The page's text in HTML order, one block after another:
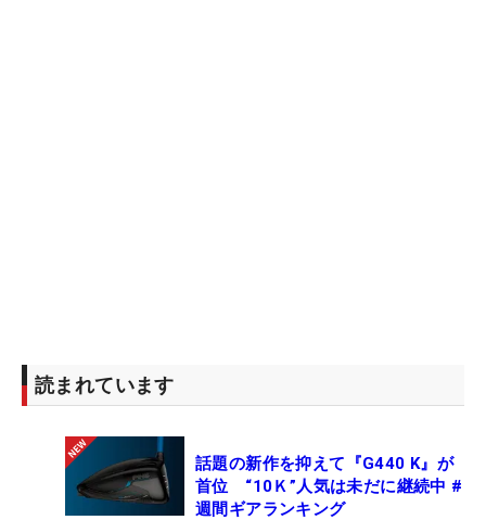
た。
国）は、4回戦で
ブ・シンプソン（米国）を破ってベスト4進出。明
日は歴代チャンピオンの1人、イアン・ポールター
読まれています
話題の新作を抑えて『G440 K』が
首位 “10Ｋ”人気は未だに継続中 #
週間ギアランキング